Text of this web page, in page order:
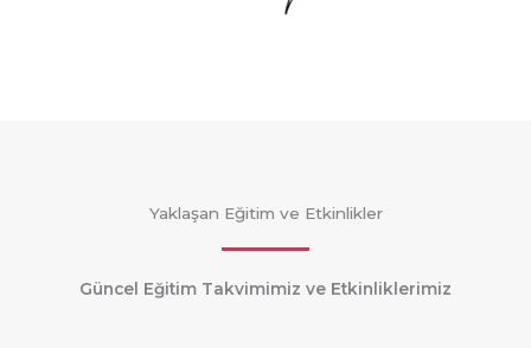
Yaklaşan Eğitim ve Etkinlikler
Güncel Eğitim Takvimimiz ve Etkinliklerimiz